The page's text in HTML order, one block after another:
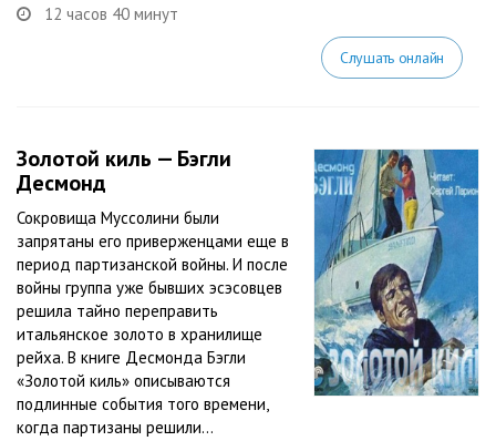
12 часов 40 минут
Слушать онлайн
Золотой киль — Бэгли
Десмонд
Сокровища Муссолини были
запрятаны его приверженцами еще в
период партизанской войны. И после
войны группа уже бывших эсэсовцев
решила тайно переправить
итальянское золото в хранилище
рейха. В книге Десмонда Бэгли
«Золотой киль» описываются
подлинные события того времени,
когда партизаны решили...